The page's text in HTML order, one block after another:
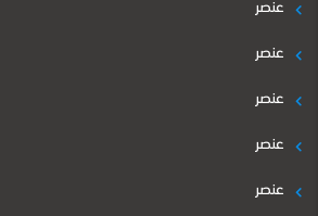
عنصر
عنصر
عنصر
عنصر